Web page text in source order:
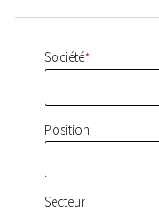
Société*
Position
Secteur